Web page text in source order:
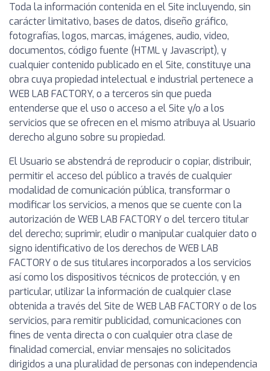
Toda la información contenida en el Site incluyendo, sin
carácter limitativo, bases de datos, diseño gráfico,
fotografías, logos, marcas, imágenes, audio, video,
documentos, código fuente (HTML y Javascript), y
cualquier contenido publicado en el Site, constituye una
obra cuya propiedad intelectual e industrial pertenece a
WEB LAB FACTORY, o a terceros sin que pueda
entenderse que el uso o acceso a el Site y/o a los
servicios que se ofrecen en el mismo atribuya al Usuario
derecho alguno sobre su propiedad.
El Usuario se abstendrá de reproducir o copiar, distribuir,
permitir el acceso del público a través de cualquier
modalidad de comunicación pública, transformar o
modificar los servicios, a menos que se cuente con la
autorización de WEB LAB FACTORY o del tercero titular
del derecho; suprimir, eludir o manipular cualquier dato o
signo identificativo de los derechos de WEB LAB
FACTORY o de sus titulares incorporados a los servicios
así como los dispositivos técnicos de protección, y en
particular, utilizar la información de cualquier clase
obtenida a través del Site de WEB LAB FACTORY o de los
servicios, para remitir publicidad, comunicaciones con
fines de venta directa o con cualquier otra clase de
finalidad comercial, enviar mensajes no solicitados
dirigidos a una pluralidad de personas con independencia